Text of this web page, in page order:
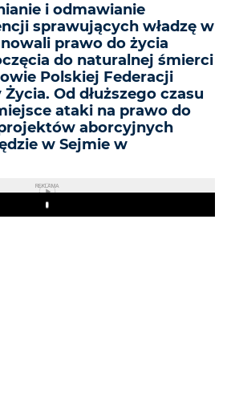
i odmawianie
sprawujących władzę w
prawo do życia
do naturalnej śmierci
Polskiej Federacji
Od dłuższego czasu
ataki na prawo do
aborcyjnych
w Sejmie w
REKLAMA
Play